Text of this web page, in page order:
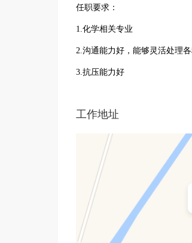
任职要求：
1.化学相关专业
2.沟通能力好，能够灵活处理
3.抗压能力好
工作地址